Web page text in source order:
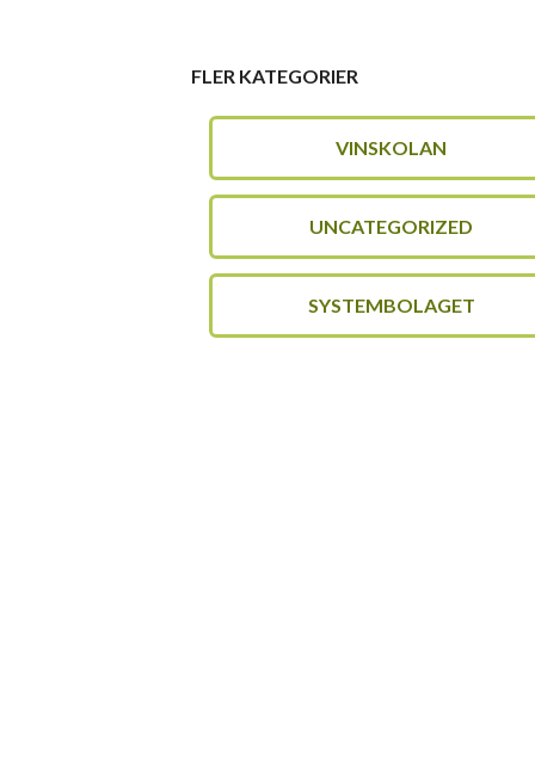
FLER KATEGORIER
VINSKOLAN
UNCATEGORIZED
SYSTEMBOLAGET